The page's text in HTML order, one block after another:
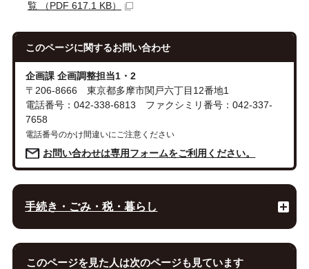
覧 （PDF 617.1 KB）
このページに関するお問い合わせ
企画課 企画調整担当1・2
〒206-8666 東京都多摩市関戸六丁目12番地1
電話番号：042-338-6813 ファクシミリ番号：042-337-
7658
電話番号のかけ間違いにご注意ください
お問い合わせは専用フォームをご利用ください。
手続き・ごみ・税・暮らし
このページを見た人は次のページも見ています